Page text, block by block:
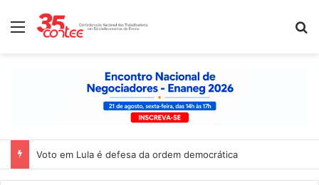
Menu
Voto em Lula é defesa da ordem democrática